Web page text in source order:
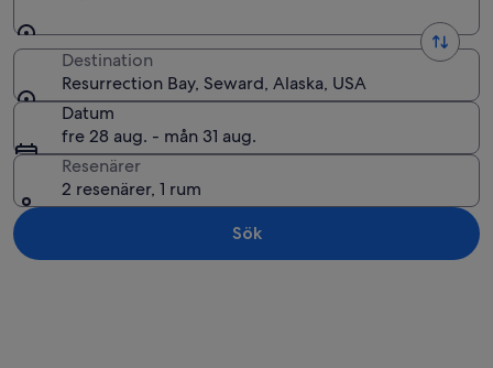
Destination
Resurrection Bay, Seward, Alaska, USA
Datum
fre 28 aug. - mån 31 aug.
Resenärer
2 resenärer, 1 rum
Sök